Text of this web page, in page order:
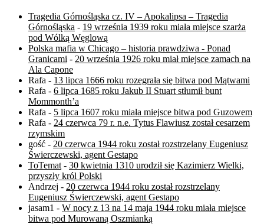
Tragedia Górnośląska cz. IV – Apokalipsa – Tragedia
Górnośląska - 19 września 1939 roku miała miejsce szarża
pod Wólką Węglową
Polska mafia w Chicago – historia prawdziwa - Ponad
Granicami - 20 września 1926 roku miał miejsce zamach na
Ala Capone
Rafa - 13 lipca 1666 roku rozegrała się bitwa pod Mątwami
Rafa - 6 lipca 1685 roku Jakub II Stuart stłumił bunt
Mommonth’a
Rafa - 5 lipca 1607 roku miała miejsce bitwa pod Guzowem
Rafa - 24 czerwca 79 r. n.e. Tytus Flawiusz został cesarzem
rzymskim
gość - 20 czerwca 1944 roku został rozstrzelany Eugeniusz
Świerczewski, agent Gestapo
ToTemat - 30 kwietnia 1310 urodził się Kazimierz Wielki,
przyszły król Polski
Andrzej - 20 czerwca 1944 roku został rozstrzelany
Eugeniusz Świerczewski, agent Gestapo
jasam1 - W nocy z 13 na 14 maja 1944 roku miała miejsce
bitwa pod Murowaną Oszmianką